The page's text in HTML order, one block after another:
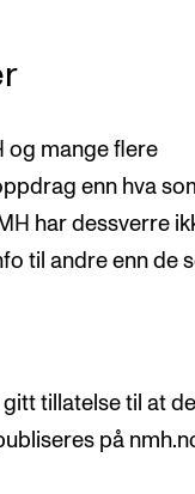
og mange flere
enn hva
har dessverre
til andre enn de
tillatelse til at
på